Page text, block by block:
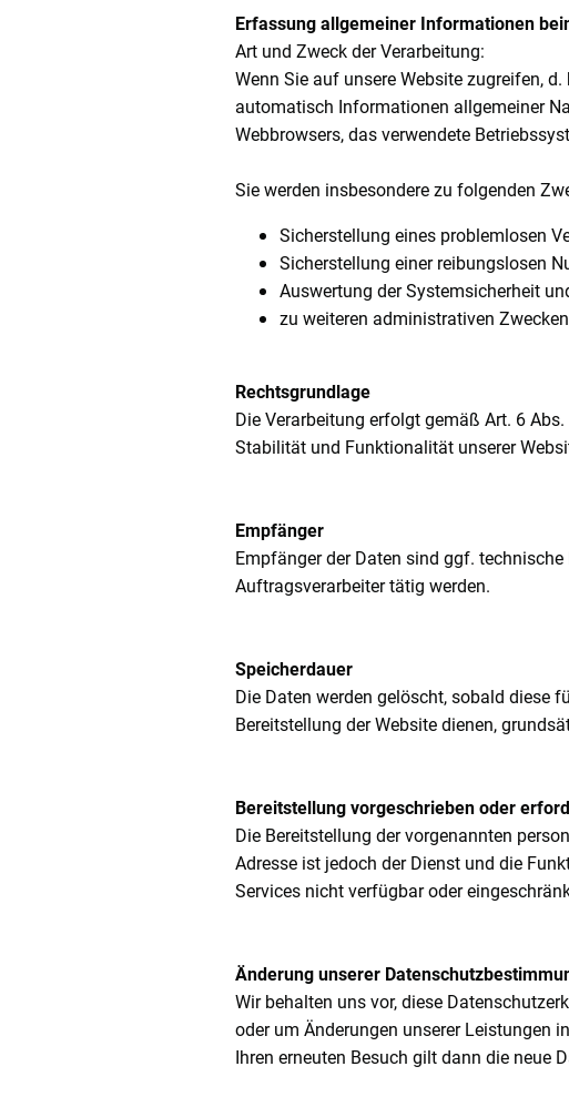
Erfassung allgemeiner Informationen
Art und Zweck der Verarbeitung:
Wenn Sie auf unsere Website zugreifen,
automatisch Informationen allgemeiner
Webbrowsers, das verwendete
Sie werden insbesondere zu folgenden
Sicherstellung eines problemlosen
Sicherstellung einer reibungslosen
Auswertung der Systemsicherheit
zu weiteren administrativen
Rechtsgrundlage
Die Verarbeitung erfolgt gemäß Art. 6
Stabilität und Funktionalität unserer
Empfänger
Empfänger der Daten sind ggf.
Auftragsverarbeiter tätig werden.
Speicherdauer
Die Daten werden gelöscht, sobald diese
Bereitstellung der Website dienen,
Bereitstellung vorgeschrieben oder
Die Bereitstellung der vorgenannten
Adresse ist jedoch der Dienst und die
Services nicht verfügbar oder
Änderung unserer
Wir behalten uns vor, diese
oder um Änderungen unserer Leistungen
Ihren erneuten Besuch gilt dann die neue